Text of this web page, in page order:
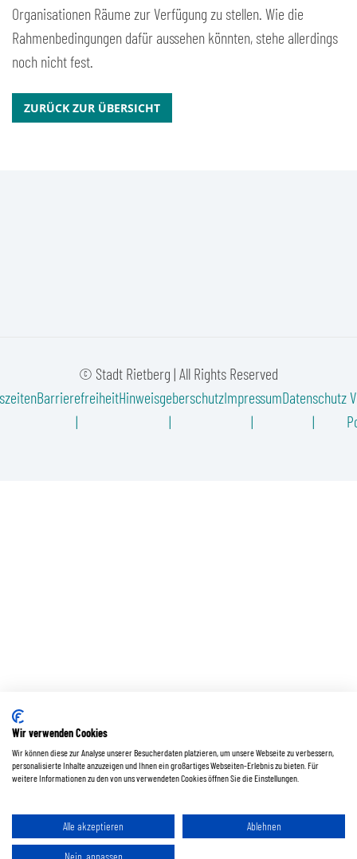
Organisationen Räume zur Verfügung zu stellen. Wie die
Rahmenbedingungen dafür aussehen könnten, stehe allerdings
noch nicht fest.
ZURÜCK ZUR ÜBERSICHT
© Stadt Rietberg | All Rights Reserved
BarrierefreiheitHinweisgeberschutzImpressumDatenschutz
Wir verwenden Cookies
Wir können diese zur Analyse unserer Besucherdaten platzieren, um unsere Webseite zu verbessern,
personalisierte Inhalte anzuzeigen und Ihnen ein großartiges Webseiten-Erlebnis zu bieten. Für
weitere Informationen zu den von uns verwendeten Cookies öffnen Sie die Einstellungen.
Alle akzeptieren Ablehnen
Nein, anpassen